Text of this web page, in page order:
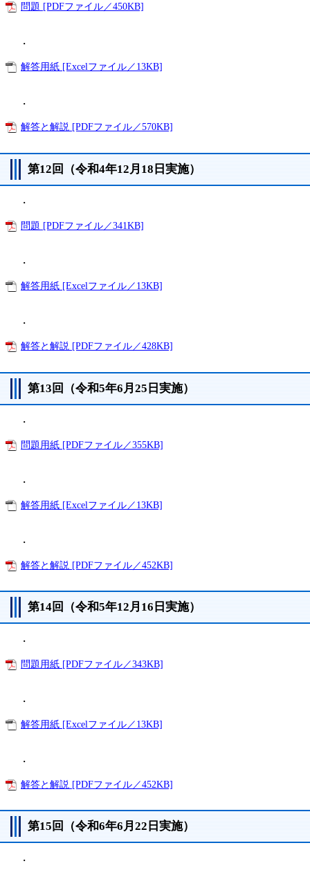
問題 [PDFファイル／450KB]
・
解答用紙 [Excelファイル／13KB]
・
解答と解説 [PDFファイル／570KB]
第12回（令和4年12月18日実施）
・
問題 [PDFファイル／341KB]
・
解答用紙 [Excelファイル／13KB]
・
解答と解説 [PDFファイル／428KB]
第13回（令和5年6月25日実施）
・
問題用紙 [PDFファイル／355KB]
・
解答用紙 [Excelファイル／13KB]
・
解答と解説 [PDFファイル／452KB]
第14回（令和5年12月16日実施）
・
問題用紙 [PDFファイル／343KB]
・
解答用紙 [Excelファイル／13KB]
・
解答と解説 [PDFファイル／452KB]
第15回（令和6年6月22日実施）
・